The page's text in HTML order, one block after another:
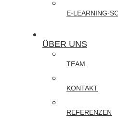
Präsenz-
Schulungen
DATENSCHUTZ
E-LEARNING-
ÜBER UNS
TEAM
KONTAKT
REFERENZEN